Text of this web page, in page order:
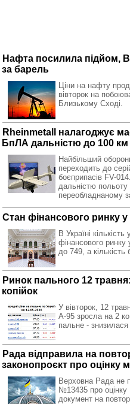
Нафта посилила підйом,
за барель
Ціни на нафту
вівторок на
Близькому Сході.
Rheinmetall налагоджує
БпЛА дальністю до 100 км
Найбільший
переходить до
боєприпасів FV-
дальністю
переобладнаному
Стан фінансового ринку у
В Україні
фінансового ринку
до 749, а
Ринок пального 12
копійок
У вівторок, 12
А-95 зросла на 2
пальне -
Рада відправила на
законопроєкт про оцінку
Верховна Рада не
№13435 про
документ на